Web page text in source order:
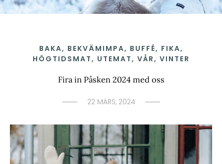
BAKA, BEKVÄMIMPA, BUFFÉ, FIKA,
HÖGTIDSMAT, UTEMAT, VÅR, VINTER
Fira in Påsken 2024 med oss
22 MARS, 2024